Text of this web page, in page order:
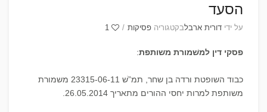
הסעד
על ידי דורית ארבלבקטגוריה פסיקות /
פסקי דין למשׁמורת משותפת:
כבוד השופטת ורדה בן שחר, תמ”שׁ 23315-06-11 משמורת
משותפת למרות יחסי ההורים מתאריך 26.05.2014.